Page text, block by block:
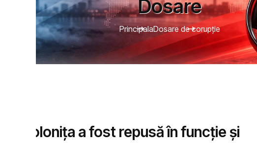
Dosare
PrincipalaDosare de corupție
Colonița a fost repusă în funcție și